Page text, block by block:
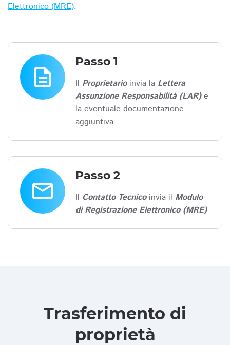
Elettronico (MRE).
description
Passo 1
Il Proprietarioinvia la Lettera
Assunzione Responsabilità (LAR)e
la eventuale documentazione
aggiuntiva
email
Passo 2
Il Contatto Tecnicoinvia il Modulo
di Registrazione Elettronico (MRE)
Trasferimento di
proprietà